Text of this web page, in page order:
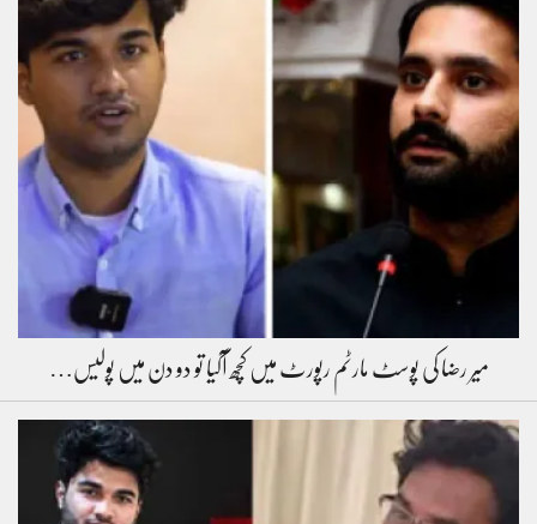
میر رضا کی پوسٹ مارٹم رپورٹ میں کچھ آگیا تو دو دن میں پولیس…